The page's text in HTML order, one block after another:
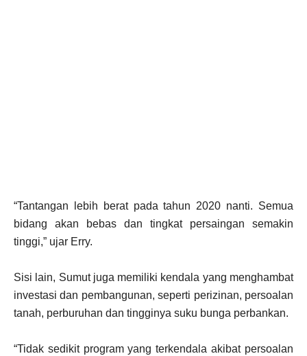
“Tantangan lebih berat pada tahun 2020 nanti. Semua
bidang akan bebas dan tingkat persaingan semakin
tinggi,” ujar Erry.
Sisi lain, Sumut juga memiliki kendala yang menghambat
investasi dan pembangunan, seperti perizinan, persoalan
tanah, perburuhan dan tingginya suku bunga perbankan.
“Tidak sedikit program yang terkendala akibat persoalan